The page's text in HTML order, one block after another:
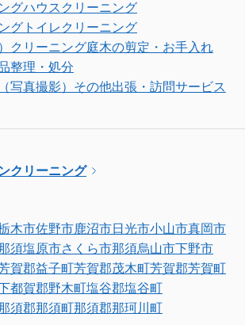
グハウスクリーニング
グ トイレクリーニング
クリーニング庭木の剪定・お手入れ
整理・処分
写真撮影） その他出張・訪問サービス
クリーニング
木市佐野市鹿沼市日光市小山市真岡市
須塩原市さくら市那須烏山市下野市
賀郡益子町芳賀郡茂木町芳賀郡芳賀町
都賀郡野木町塩谷郡塩谷町
須郡那須町那須郡那珂川町